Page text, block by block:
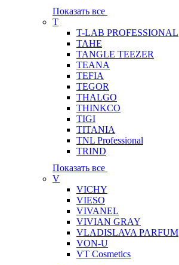
Показать все
T
T-LAB PROFESSIONAL
TAHE
TANGLE TEEZER
TEANA
TEFIA
TEGOR
THALGO
THINKCO
TIGI
TITANIA
TNL Professional
TRIND
Показать все
V
VICHY
VIESO
VIVANEL
VIVIAN GRAY
VLADISLAVA PARFUM
VON-U
VT Cosmetics